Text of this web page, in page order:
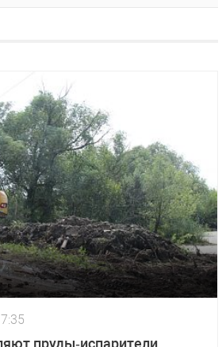
пруды‑испарители